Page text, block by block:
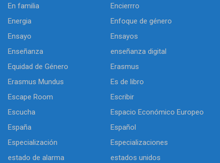
En familia
Encierrro
Energia
Enfoque de género
Ensayo
Ensayos
Enseñanza
enseñanza digital
Equidad de Género
Erasmus
Erasmus Mundus
Es de libro
Escape Room
Escribir
Escucha
Espacio Económico Europeo
España
Español
Especialización
Especializaciones
estado de alarma
estados unidos